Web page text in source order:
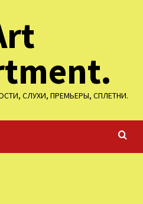
СЛУХИ, ПРЕМЬЕРЫ, СПЛЕТНИ.